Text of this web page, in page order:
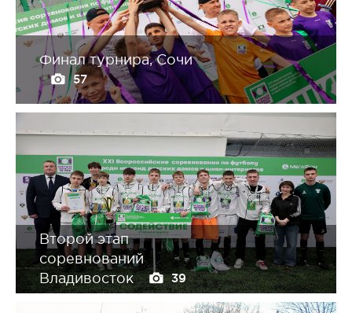
Финал турнира, Сочи
57
Второй этап
соревнований
Владивосток
39